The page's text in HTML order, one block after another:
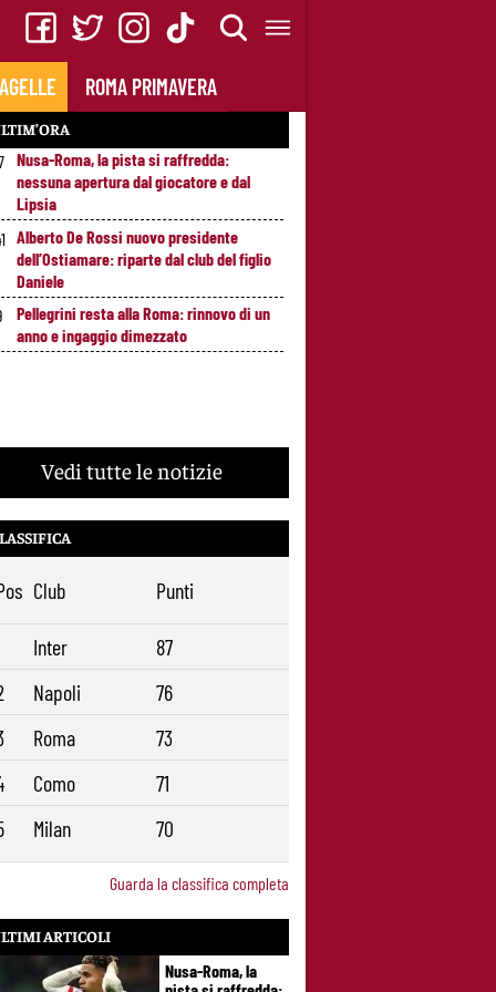
ROMA PRIMAVERA
Nusa-Roma, la pista si raffredda:
nessuna apertura dal giocatore e dal
Lipsia
Alberto De Rossi nuovo presidente
dell’Ostiamare: riparte dal club del figlio
Daniele
Pellegrini resta alla Roma: rinnovo di un
anno e ingaggio dimezzato
Vedi tutte le notizie
Club Punti
Inter
87
Napoli
76
Roma
73
Como
71
Milan 70
Guarda la classifica completa
ARTICOLI
Nusa-Roma, la